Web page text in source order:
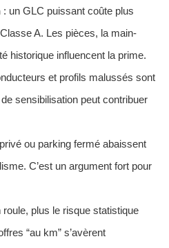
: un GLC puissant coûte plus
A. Les pièces, la main-
historique influencent la prime.
et profils malussés sont
sensibilisation peut contribuer
ou parking fermé abaissent
C’est un argument fort pour
roule, plus le risque statistique
“au km” s’avèrent